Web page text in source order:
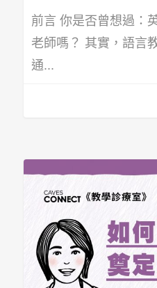
前言 你是否曾想過：
老師嗎？ 其實，語言
通...